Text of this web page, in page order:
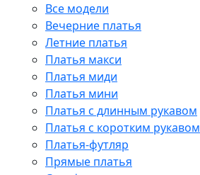
Все модели
Вечерние платья
Летние платья
Платья макси
Платья миди
Платья мини
Платья с длинным рукавом
Платья с коротким рукавом
Платья-футляр
Прямые платья